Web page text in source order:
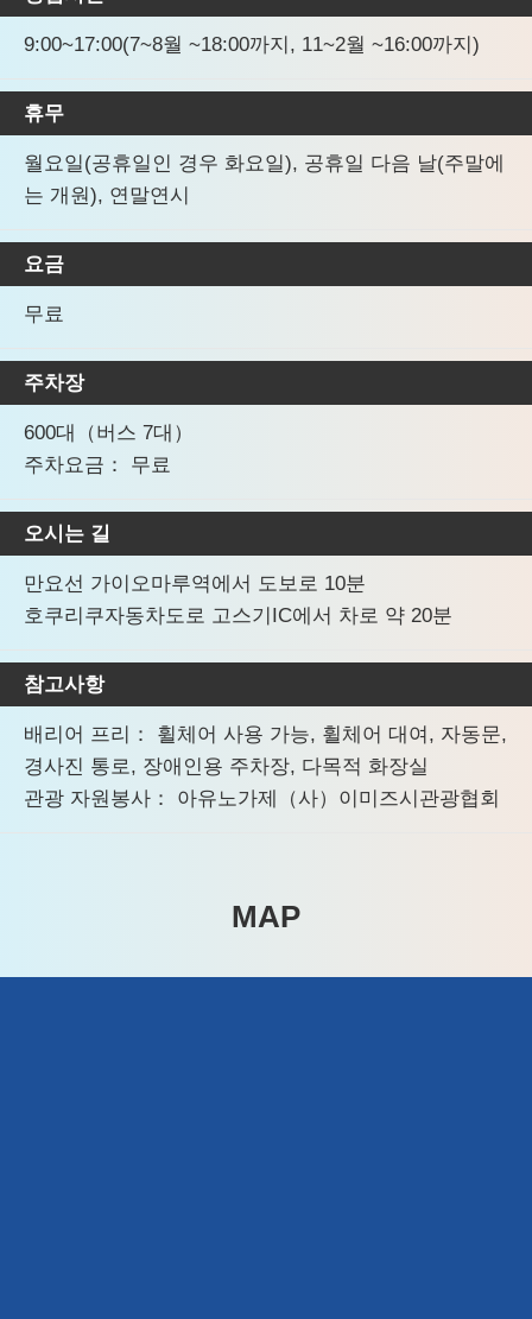
9:00~17:00(7~8월 ~18:00까지, 11~2월 ~16:00까지)
휴무
월요일(공휴일인 경우 화요일), 공휴일 다음 날(주말에
는 개원), 연말연시
요금
무료
주차장
600대（버스 7대）
주차요금： 무료
오시는 길
만요선 가이오마루역에서 도보로 10분
호쿠리쿠자동차도로 고스기IC에서 차로 약 20분
참고사항
배리어 프리： 휠체어 사용 가능, 휠체어 대여, 자동문,
경사진 통로, 장애인용 주차장, 다목적 화장실
관광 자원봉사： 아유노가제（사）이미즈시관광협회
MAP